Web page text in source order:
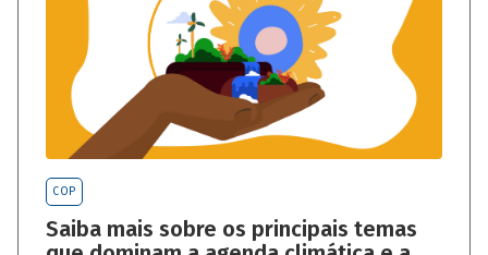
COP
Saiba mais sobre os principais temas